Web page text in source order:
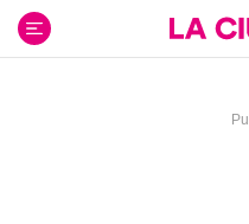
contenido